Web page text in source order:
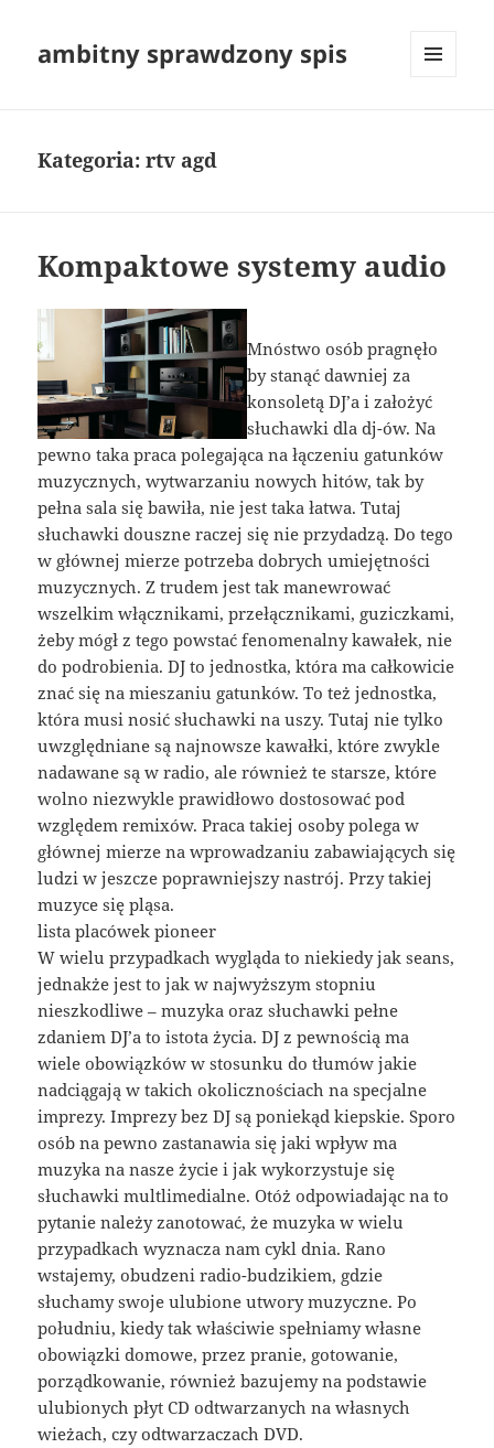
ambitny sprawdzony spis
Kategoria:rtv agd
Kompaktowe systemy audio
Mnóstwo osób pragnęło
by stanąć dawniej za
konsoletą DJ’a i założyć
słuchawki dla dj-ów. Na
pewno taka praca polegająca na łączeniu gatunków
muzycznych, wytwarzaniu nowych hitów, tak by
pełna sala się bawiła, nie jest taka łatwa. Tutaj
słuchawki douszne raczej się nie przydadzą. Do tego
w głównej mierze potrzeba dobrych umiejętności
muzycznych. Z trudem jest tak manewrować
wszelkim włącznikami, przełącznikami, guziczkami,
żeby mógł z tego powstać fenomenalny kawałek, nie
do podrobienia. DJ to jednostka, która ma całkowicie
znać się na mieszaniu gatunków. To też jednostka,
która musi nosić słuchawki na uszy. Tutaj nie tylko
uwzględniane są najnowsze kawałki, które zwykle
nadawane są w radio, ale również te starsze, które
wolno niezwykle prawidłowo dostosować pod
względem remixów. Praca takiej osoby polega w
głównej mierze na wprowadzaniu zabawiających się
ludzi w jeszcze poprawniejszy nastrój. Przy takiej
muzyce się pląsa.
lista placówek pioneer
W wielu przypadkach wygląda to niekiedy jak seans,
jednakże jest to jak w najwyższym stopniu
nieszkodliwe – muzyka oraz słuchawki pełne
zdaniem DJ’a to istota życia. DJ z pewnością ma
wiele obowiązków w stosunku do tłumów jakie
nadciągają w takich okolicznościach na specjalne
imprezy. Imprezy bez DJ są poniekąd kiepskie. Sporo
osób na pewno zastanawia się jaki wpływ ma
muzyka na nasze życie i jak wykorzystuje się
słuchawki multlimedialne. Otóż odpowiadając na to
pytanie należy zanotować, że muzyka w wielu
przypadkach wyznacza nam cykl dnia. Rano
wstajemy, obudzeni radio-budzikiem, gdzie
słuchamy swoje ulubione utwory muzyczne. Po
południu, kiedy tak właściwie spełniamy własne
obowiązki domowe, przez pranie, gotowanie,
porządkowanie, również bazujemy na podstawie
ulubionych płyt CD odtwarzanych na własnych
wieżach, czy odtwarzaczach DVD.